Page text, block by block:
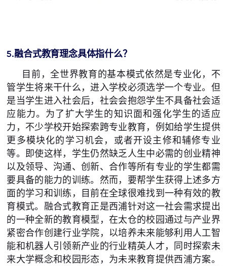
5.融合式教育理念具体指什么？
目前，全世界教育的基本模式依然是专业化，不
管学生将来干什么，进入学校必须选学一个专业。但
是当学生进入社会后，社会会抱怨学生不具备社会适
应能力。为了扩大学生的知识面和强化学生的适应
力，不少学校开始探索跨专业教育，例如给学生提供
更多模块化的学习机会，或者开设主修和辅修专业
等。即使这样，学生仍然缺乏人生中必需的创业精神
以及领导、沟通、创新、合作等所有专业的学生都需
要具备的能力的训练。然而，要帮学生获得上述多方
面的学习和训练，目前在全球很难找到一种有效的教
育模式。融合式教育正是西浦针对这一社会需求提出
的一种全新的教育模型，在太仓的校园通过与产业界
紧密合作创建行业学院，以培养未来能够利用人工智
能和机器人引领新产业的行业精英人才，同时探索未
来大学概念和校园形态，为未来教育提供西浦方案。